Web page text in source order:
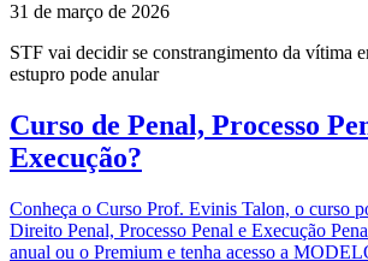
31 de março de 2026
STF vai decidir se constrangimento da vítima
estupro pode anular
Curso de Penal, Processo
Execução?
Conheça o Curso Prof. Evinis Talon, o curso
Direito Penal, Processo Penal e Execução
anual ou o Premium e tenha acesso a